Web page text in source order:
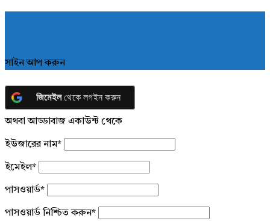
সাইন আপ করুন
জিমেইলথেকে লগইন করুন
অথবা আড্ডাবাজ একাউন্ট থেকে
ইউজারের নাম*
ইমেইল*
পাসওয়ার্ড*
পাসওয়ার্ড নিশ্চিত করুন*